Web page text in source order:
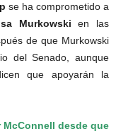
se ha comprometido a
Murkowski en las
de que Murkowski
del Senado, aunque
que apoyarán la
McConnell desde que